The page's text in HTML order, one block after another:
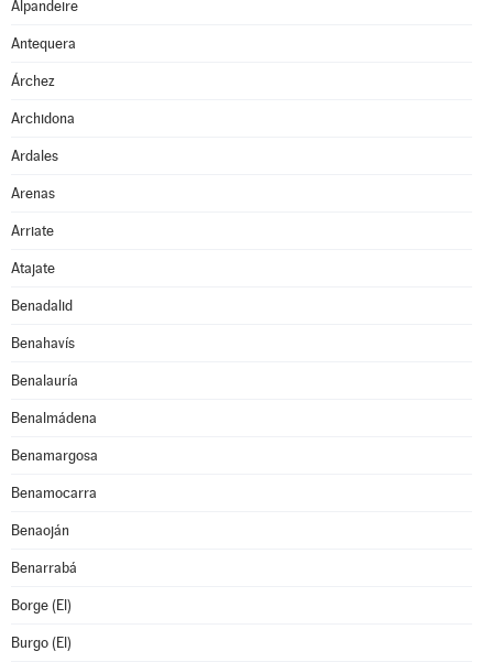
Alpandeire
Antequera
Árchez
Archidona
Ardales
Arenas
Arriate
Atajate
Benadalid
Benahavís
Benalauría
Benalmádena
Benamargosa
Benamocarra
Benaoján
Benarrabá
Borge (El)
Burgo (El)